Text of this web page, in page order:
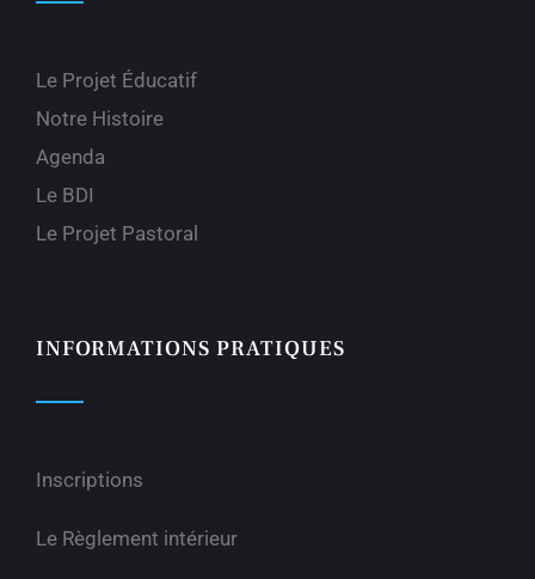
Le Projet Éducatif
Notre Histoire
Agenda
Le BDI
Le Projet Pastoral
INFORMATIONS PRATIQUES
Inscriptions
Le Règlement intérieur